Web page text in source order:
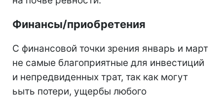
Финансы/приобретения
С финансовой точки зрения январь и март
не самые благоприятные для инвестиций
и непредвиденных трат, так как могут
ьыть потери, ущербы любого